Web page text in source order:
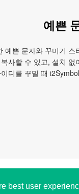
best user
예쁜
예쁜 문자와 꾸미기
사할 수 있고, 설치
디를 꾸밀 때
2011-2026,